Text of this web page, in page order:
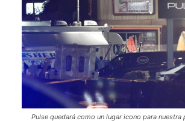
Pulse quedará como un lugar icono para